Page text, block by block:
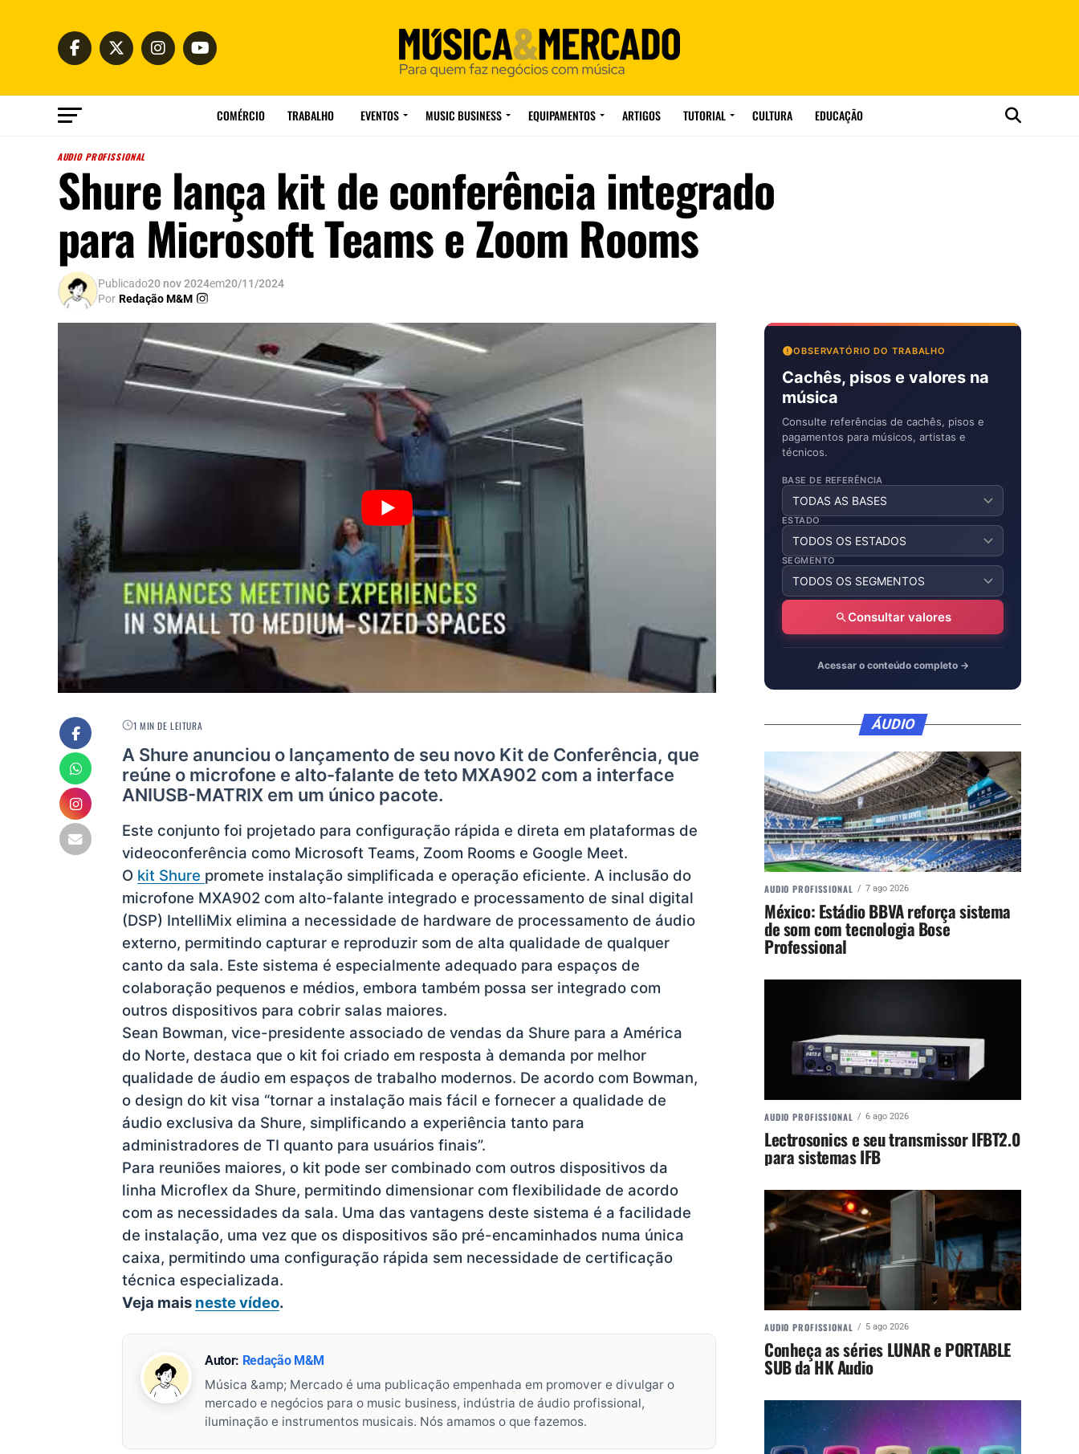
COMÉRCIO TRABALHO EVENTOS MUSIC BUSINESS EQUIPAMENTOS ARTIGOS TUTORIAL CULTURA EDUCAÇÃO
AUDIO PROFISSIONAL
Shure lança kit de conferência integrado
para Microsoft Teams e Zoom Rooms
Publicado20 nov 2024em20/11/2024
Por Redação M&M
1 MIN DE LEITURA
A Shure anunciou o lançamento de seu novo Kit de Conferência, que
reúne o microfone e alto-falante de teto MXA902 com a interface
ANIUSB-MATRIX em um único pacote.
Este conjunto foi projetado para configuração rápida e direta em plataformas de
videoconferência como Microsoft Teams, Zoom Rooms e Google Meet.
O kit Shure promete instalação simplificada e operação eficiente. A inclusão do
microfone MXA902 com alto-falante integrado e processamento de sinal digital
(DSP) IntelliMix elimina a necessidade de hardware de processamento de áudio
externo, permitindo capturar e reproduzir som de alta qualidade de qualquer
canto da sala. Este sistema é especialmente adequado para espaços de
colaboração pequenos e médios, embora também possa ser integrado com
outros dispositivos para cobrir salas maiores.
Sean Bowman, vice-presidente associado de vendas da Shure para a América
do Norte, destaca que o kit foi criado em resposta à demanda por melhor
qualidade de áudio em espaços de trabalho modernos. De acordo com Bowman,
o design do kit visa “tornar a instalação mais fácil e fornecer a qualidade de
áudio exclusiva da Shure, simplificando a experiência tanto para
administradores de TI quanto para usuários finais”.
Para reuniões maiores, o kit pode ser combinado com outros dispositivos da
linha Microflex da Shure, permitindo dimensionar com flexibilidade de acordo
com as necessidades da sala. Uma das vantagens deste sistema é a facilidade
de instalação, uma vez que os dispositivos são pré-encaminhados numa única
caixa, permitindo uma configuração rápida sem necessidade de certificação
técnica especializada.
Veja mais neste vídeo.
Autor: Redação M&M
Música &amp; Mercado é uma publicação empenhada em promover e divulgar o
mercado e negócios para o music business, indústria de áudio profissional,
iluminação e instrumentos musicais. Nós amamos o que fazemos.
OBSERVATÓRIO DO TRABALHO
Cachês, pisos e valores na
música
Consulte referências de cachês, pisos e
pagamentos para músicos, artistas e
técnicos.
BASE DE REFERÊNCIA
ESTADO
SEGMENTO
Consultar valores
Acessar o conteúdo completo →
ÁUDIO
AUDIO PROFISSIONAL 7 ago 2026
México: Estádio BBVA reforça sistema
de som com tecnologia Bose
Professional
AUDIO PROFISSIONAL 6 ago 2026
Lectrosonics e seu transmissor IFBT2.0
para sistemas IFB
AUDIO PROFISSIONAL 5 ago 2026
Conheça as séries LUNAR e PORTABLE
SUB da HK Audio